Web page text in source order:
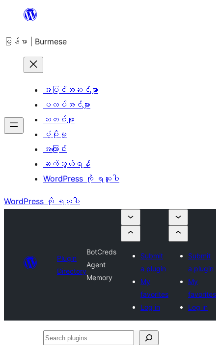
အကြောင်းအရာ
ကျော်သွား
မြန်မာ | Burmese
အပြင်အဆင်များ
ပလပ်အင်များ
သတင်းများ
ပံ့ပိုးမှု
အကြောင်း
ဆက်သွယ်ရန်
WordPress ကို ရယူပါ
WordPress ကို ရယူပါ
Plugin
Directory
BotCreds
Agent
Memory
Submit
a plugin
My
favorites
Log in
Submit
a plugin
My
favorites
Log in
Search